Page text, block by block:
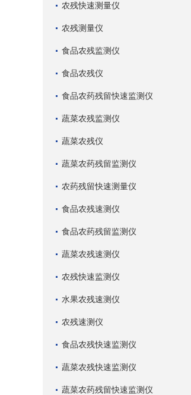
农残快速测量仪
农残测量仪
食品农残监测仪
食品农残仪
食品农药残留快速监测仪
蔬菜农残监测仪
蔬菜农残仪
蔬菜农药残留监测仪
农药残留快速测量仪
食品农残速测仪
食品农药残留监测仪
蔬菜农残速测仪
农残快速监测仪
水果农残速测仪
农残速测仪
食品农残快速监测仪
蔬菜农残快速监测仪
蔬菜农药残留快速监测仪